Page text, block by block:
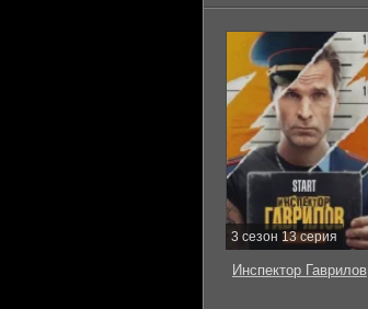
3 сезон 13 серия
Инспектор Гаврилов